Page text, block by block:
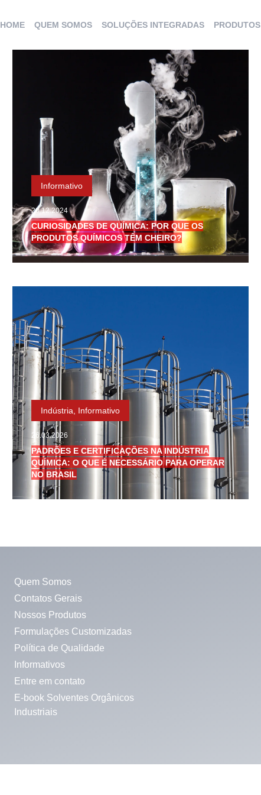
HOME QUEM SOMOS SOLUÇÕES INTEGRADAS PRODUTOS
Informativo
20.12.2024
CURIOSIDADES DE QUÍMICA: POR QUE OS
PRODUTOS QUÍMICOS TÊM CHEIRO?
Indústria Informativo
26.03.2026
PADRÕES E CERTIFICAÇÕES NA INDÚSTRIA
QUÍMICA: O QUE É NECESSÁRIO PARA OPERAR
NO BRASIL
Quem Somos
Contatos Gerais
Nossos Produtos
Formulações Customizadas
Política de Qualidade
Informativos
Entre em contato
E-book Solventes Orgânicos
Industriais